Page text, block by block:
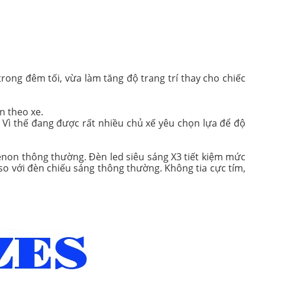
đêm tối, vừa làm tăng độ trang trí thay cho chiếc
theo xe.
thế đang được rất nhiều chủ xế yêu chọn lựa để độ
thông thường. Đèn led siêu sáng X3 tiết kiệm mức
với đèn chiếu sáng thông thường. Không tia cực tím,